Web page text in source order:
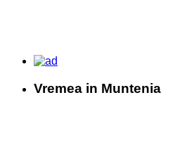
Vremea in Muntenia